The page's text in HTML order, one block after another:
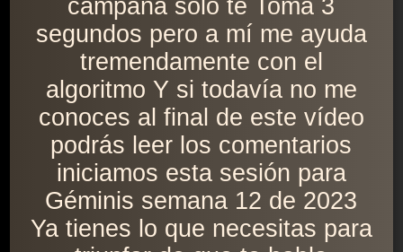
campana solo te Toma 3
segundos pero a mí me ayuda
tremendamente con el
algoritmo Y si todavía no me
conoces al final de este vídeo
podrás leer los comentarios
iniciamos esta sesión para
Géminis semana 12 de 2023
Ya tienes lo que necesitas para